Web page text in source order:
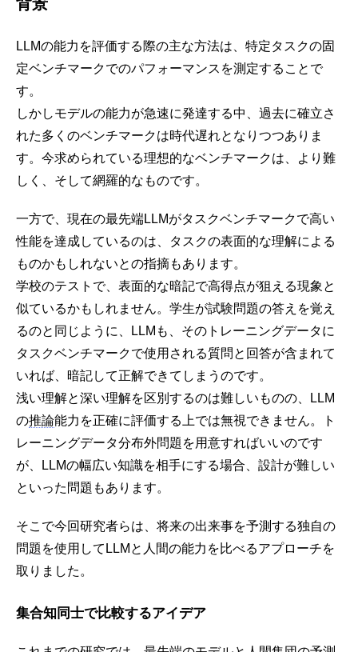
LLMの能力を評価する際の主な方法は、特定タスクの固
定ベンチマークでのパフォーマンスを測定することで
す。
しかしモデルの能力が急速に発達する中、過去に確立さ
れた多くのベンチマークは時代遅れとなりつつありま
す。今求められている理想的なベンチマークは、より難
しく、そして網羅的なものです。
一方で、現在の最先端LLMがタスクベンチマークで高い
性能を達成しているのは、タスクの表面的な理解による
ものかもしれないとの指摘もあります。
学校のテストで、表面的な暗記で高得点が狙える現象と
似ているかもしれません。学生が試験問題の答えを覚え
るのと同じように、LLMも、そのトレーニングデータに
タスクベンチマークで使用される質問と回答が含まれて
いれば、暗記して正解できてしまうのです。
浅い理解と深い理解を区別するのは難しいものの、LLM
の推論能力を正確に評価する上では無視できません。ト
レーニングデータ分布外問題を用意すればいいのです
が、LLMの幅広い知識を相手にする場合、設計が難しい
といった問題もあります。
そこで今回研究者らは、将来の出来事を予測する独自の
問題を使用してLLMと人間の能力を比べるアプローチを
取りました。
集合知同士で比較するアイデア